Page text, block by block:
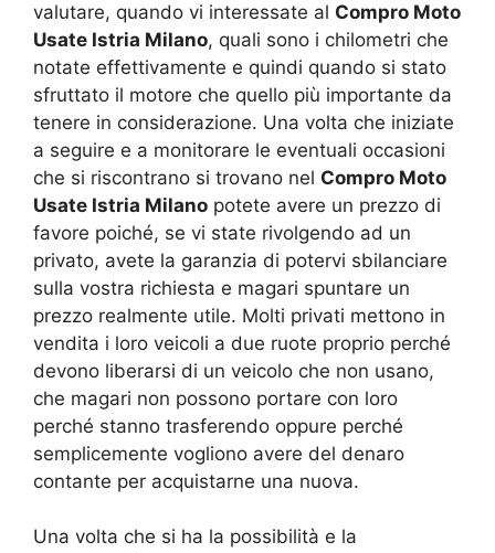
valutare, quando vi interessate al Compro Moto
Usate Istria Milano, quali sono i chilometri che
notate effettivamente e quindi quando si stato
sfruttato il motore che quello più importante da
tenere in considerazione. Una volta che iniziate
a seguire e a monitorare le eventuali occasioni
che si riscontrano si trovano nel Compro Moto
Usate Istria Milano potete avere un prezzo di
favore poiché, se vi state rivolgendo ad un
privato, avete la garanzia di potervi sbilanciare
sulla vostra richiesta e magari spuntare un
prezzo realmente utile. Molti privati mettono in
vendita i loro veicoli a due ruote proprio perché
devono liberarsi di un veicolo che non usano,
che magari non possono portare con loro
perché stanno trasferendo oppure perché
semplicemente vogliono avere del denaro
contante per acquistarne una nuova.
Una volta che si ha la possibilità e la